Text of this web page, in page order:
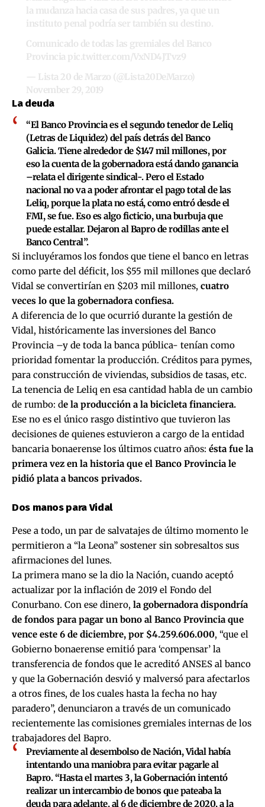
la mudanza hacia casa de sus padres, ya que un
instituto penal podría ser también su destino.
Comunicado de todas las gremiales del Banco
Provincia pic.twitter.com/VxND4JTvz9
— Lista 20 de Marzo (@Lista20DeMarzo)
November 29, 2019
La deuda
“El Banco Provincia es el segundo tenedor deLeliq
(Letras de Liquidez) del país detrás del Banco
Galicia. Tiene alrededor de $147 mil millones, por
eso la cuenta de la gobernadora está dando ganancia
–relata el dirigente sindical-. Pero el Estado
nacional no va a poder afrontar el pago total de las
Leliq, porque la plata no está, como entró desde el
FMI, se fue. Eso es algo ficticio, una burbuja que
puede estallar. Dejaron al Bapro de rodillas ante el
Banco Central”.
Si incluyéramos los fondos que tiene el banco en letras
como parte del déficit, los $55 mil millones que declaró
Vidal se convertirían en $203 mil millones, cuatro
veces lo que la gobernadora confiesa.
A diferencia de lo que ocurrió durante la gestión de
Vidal, históricamente las inversiones del Banco
Provincia –y de toda la banca pública- tenían como
prioridad fomentar la producción. Créditos para pymes,
para construcción de viviendas, subsidios de tasas, etc.
La tenencia de Leliq en esa cantidad habla de un cambio
de rumbo: de la producción a la bicicleta financiera.
Ese no es el único rasgo distintivo que tuvieron las
decisiones de quienes estuvieron a cargo de la entidad
bancaria bonaerense los últimos cuatro años: ésta fue la
primera vez en la historia que el Banco Provincia le
pidió plata a bancos privados.
Dos manos para Vidal
Pese a todo, un par de salvatajes de último momento le
permitieron a “la Leona” sostener sin sobresaltos sus
afirmaciones del lunes.
La primera mano se la dio la Nación, cuando aceptó
actualizar por la inflación de 2019 el Fondo del
Conurbano. Con ese dinero, la gobernadora dispondría
de fondos para pagar un bono al Banco Provincia que
vence este 6 de diciembre, por $4.259.606.000, “que el
Gobierno bonaerense emitió para ‘compensar’ la
transferencia de fondos que le acreditó ANSES al banco
y que la Gobernación desvió y malversó para afectarlos
a otros fines, de los cuales hasta la fecha no hay
paradero”, denunciaron a través de un comunicado
recientemente las comisiones gremiales internas de los
trabajadores del Bapro.
Previamente al desembolso de Nación, Vidal había
intentando una maniobra para evitar pagarle al
Bapro. “Hasta el martes 3, la Gobernación intentó
realizar un intercambio de bonos que pateaba la
deuda para adelante, al 6 de diciembre de 2020, a la